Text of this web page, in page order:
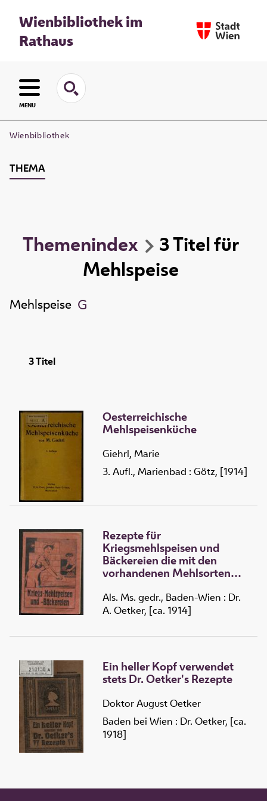
Wienbibliothek im
Rathaus
MENU
Wienbibliothek
THEMA
Themenindex 3Titelfür
Mehlspeise
Mehlspeise
3Titel
Oesterreichische
Mehlspeisenküche
Giehrl, Marie
3. Aufl., Marienbad : Götz, [1914]
Rezepte für
Kriegsmehlspeisen und
Bäckereien die mit den
vorhandenen Mehlsorten
Verfügung stehenden
Zutaten leicht und sicher in
hergestellt werden können
Zusammenstellung von
erfahrenen Hausfrauen der
größte Wert gelegt worden
ist auf Nährwert,
Wohlbekömmlichkeit und
Preiswürdigkeit
Als. Ms. gedr., Baden-Wien : Dr.
A. Oetker, [ca. 1914]
Ein heller Kopf verwendet
stets Dr. Oetker's Rezepte
Doktor August Oetker
Baden bei Wien : Dr. Oetker, [ca.
1918]